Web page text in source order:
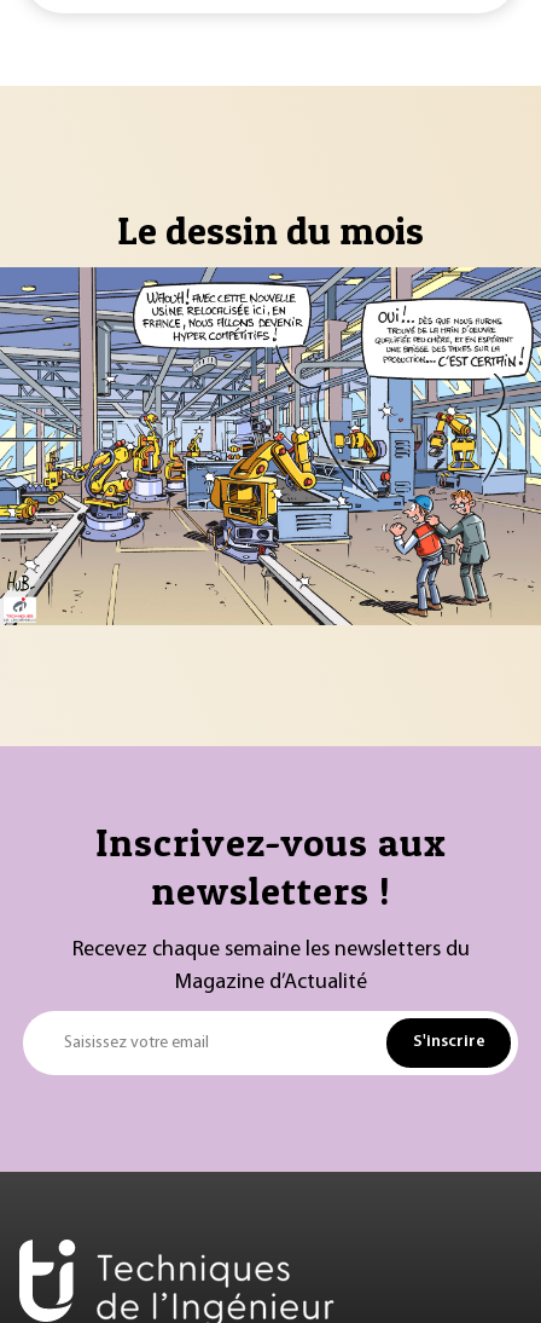
Le dessin du mois
Inscrivez-vous aux
newsletters !
Recevez chaque semaine les newsletters du
Magazine d’Actualité
Saisissez votre email S'inscrire